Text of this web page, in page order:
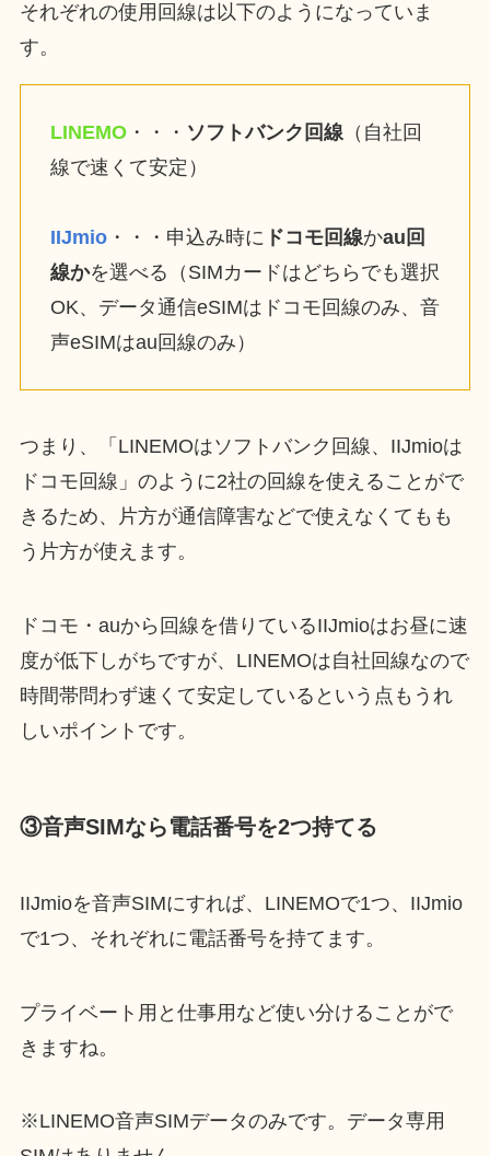
それぞれの使用回線は以下のようになっていま
す。
LINEMO・・・ ソフトバンク回線 （自社回
線で速くて安定）
IIJmio・・・申込み時に ドコモ回線かau回
線かを選べる（SIMカードはどちらでも選択
OK、データ通信eSIMはドコモ回線のみ、音
声eSIMはau回線のみ）
つまり、「LINEMOはソフトバンク回線、IIJmioは
ドコモ回線」のように2社の回線を使えることがで
きるため、片方が通信障害などで使えなくてもも
う片方が使えます。
ドコモ・auから回線を借りているIIJmioはお昼に速
度が低下しがちですが、LINEMOは自社回線なので
時間帯問わず速くて安定しているという点もうれ
しいポイントです。
③音声SIMなら電話番号を2つ持てる
IIJmioを音声SIMにすれば、LINEMOで1つ、IIJmio
で1つ、それぞれに電話番号を持てます。
プライベート用と仕事用など使い分けることがで
きますね。
※LINEMO音声SIMデータのみです。データ専用